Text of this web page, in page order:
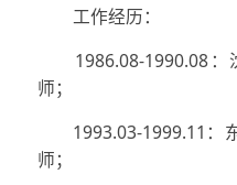
工作经历：
1986.08-1990.08：
师；
1993.03-1999.11：
师；